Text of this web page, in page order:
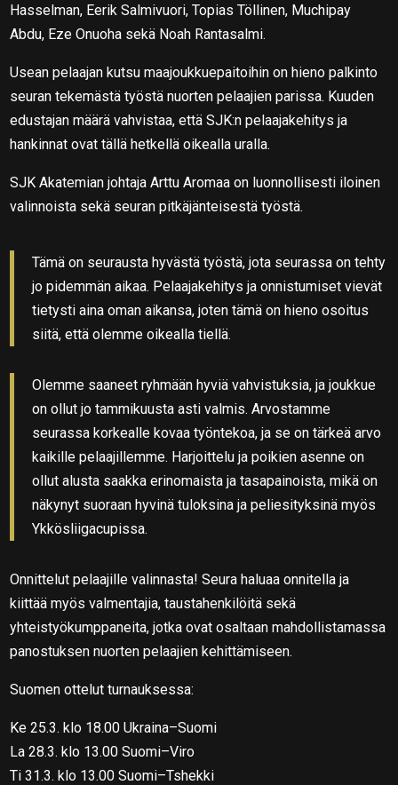
Hasselman, Eerik Salmivuori, Topias Töllinen, Muchipay
Abdu, Eze Onuoha sekä Noah Rantasalmi.
Usean pelaajan kutsu maajoukkuepaitoihin on hieno palkinto
seuran tekemästä työstä nuorten pelaajien parissa. Kuuden
edustajan määrä vahvistaa, että SJK:n pelaajakehitys ja
hankinnat ovat tällä hetkellä oikealla uralla.
SJK Akatemian johtaja Arttu Aromaa on luonnollisesti iloinen
valinnoista sekä seuran pitkäjänteisestä työstä.
Tämä on seurausta hyvästä työstä, jota seurassa on tehty
jo pidemmän aikaa. Pelaajakehitys ja onnistumiset vievät
tietysti aina oman aikansa, joten tämä on hieno osoitus
siitä, että olemme oikealla tiellä.
Olemme saaneet ryhmään hyviä vahvistuksia, ja joukkue
on ollut jo tammikuusta asti valmis. Arvostamme
seurassa korkealle kovaa työntekoa, ja se on tärkeä arvo
kaikille pelaajillemme. Harjoittelu ja poikien asenne on
ollut alusta saakka erinomaista ja tasapainoista, mikä on
näkynyt suoraan hyvinä tuloksina ja peliesityksinä myös
Ykkösliigacupissa.
Onnittelut pelaajille valinnasta! Seura haluaa onnitella ja
kiittää myös valmentajia, taustahenkilöitä sekä
yhteistyökumppaneita, jotka ovat osaltaan mahdollistamassa
panostuksen nuorten pelaajien kehittämiseen.
Suomen ottelut turnauksessa:
Ke 25.3. klo 18.00 Ukraina–Suomi
La 28.3. klo 13.00 Suomi–Viro
Ti 31.3. klo 13.00 Suomi–Tshekki